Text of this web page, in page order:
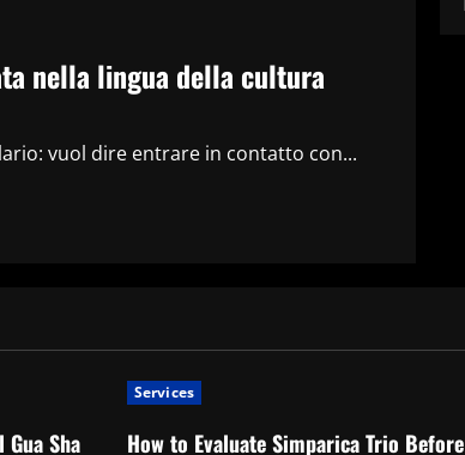
nella lingua della cultura
vuol dire entrare in contatto con...
Sha
Services
How to Evaluate Simparica Trio Before